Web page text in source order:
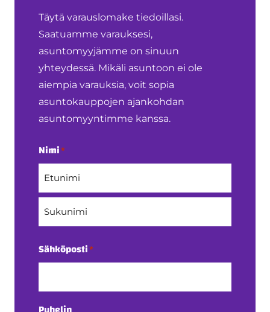
Täytä varauslomake tiedoillasi.
Saatuamme varauksesi,
asuntomyyjämme on sinuun
yhteydessä. Mikäli asuntoon ei ole
aiempia varauksia, voit sopia
asuntokauppojen ajankohdan
asuntomyyntimme kanssa.
Nimi*
Etunimi
Sähköposti*